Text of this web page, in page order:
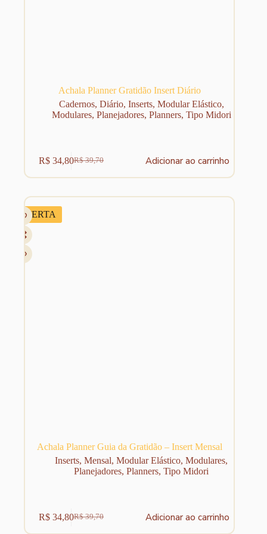
Achala Planner Gratidão Insert Diário
Cadernos, Diário, Inserts, Modular Elástico,
Modulares, Planejadores, Planners, Tipo Midori
R$39,70
O
preço
era:
R$ 34,80O
preço
é:
Adicionar ao carrinho
OFERTA
Achala Planner Guia da Gratidão – Insert Mensal
Inserts,Mensal,Modular Elástico,Modulares,
Planejadores,Planners,Tipo Midori
R$39,70
O
R$ 34,80O
Adicionar ao carrinho